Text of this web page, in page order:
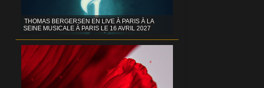
THOMAS BERGERSEN EN LIVE À PARIS À LA
SEINE MUSICALE À PARIS LE 16 AVRIL 2027